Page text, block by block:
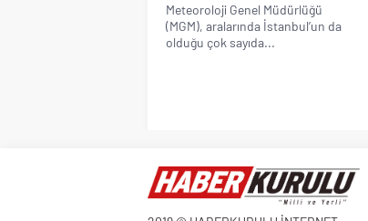
Meteoroloji Genel Müdürlüğü
(MGM), aralarında İstanbul’un da
olduğu çok sayıda...